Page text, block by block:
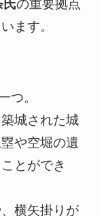
氏の重要拠点
ます。
つ。
城された城
や空堀の遺
とができ
横矢掛りが